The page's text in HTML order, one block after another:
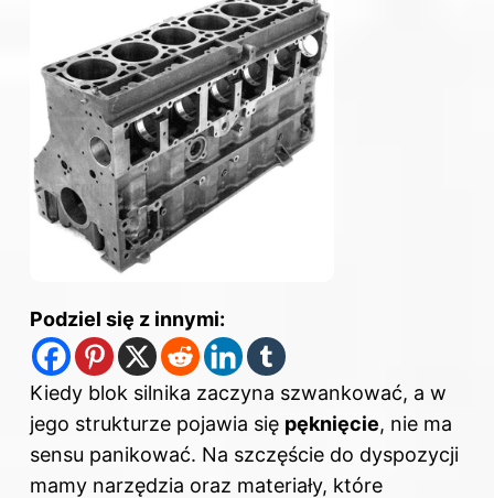
Podziel się z innymi:
Kiedy blok silnika zaczyna szwankować, a w
jego strukturze pojawia się pęknięcie, nie ma
sensu panikować. Na szczęście do dyspozycji
mamy narzędzia oraz materiały, które